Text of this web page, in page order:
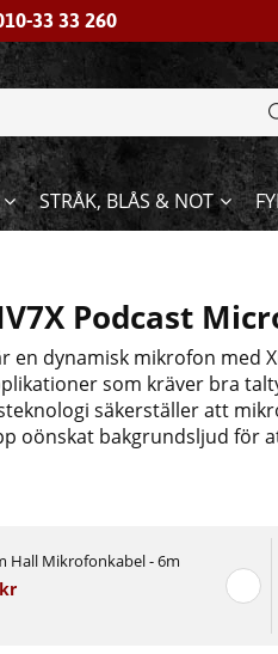
33 33 260
STRÅK, BLÅS & NOT
Podcast
en dynamisk mikrofon med
som kräver bra
säkerställer att
oönskat bakgrundsljud för
Hall Mikrofonkabel - 6m